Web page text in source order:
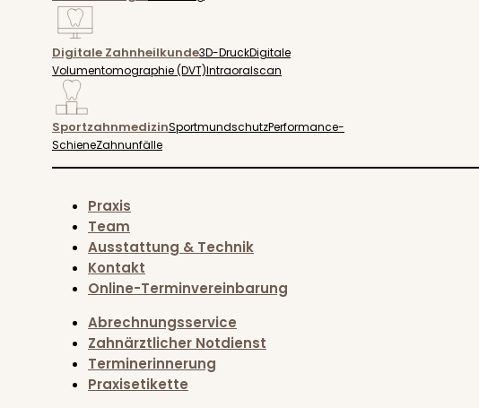
Digitale Zahnheilkunde3D-DruckDigitale
Volumentomographie (DVT)Intraoralscan
SportzahnmedizinSportmundschutzPerformance-
SchieneZahnunfälle
Praxis
Team
Ausstattung & Technik
Kontakt
Online-Terminvereinbarung
Abrechnungsservice
Zahnärztlicher Notdienst
Terminerinnerung
Praxisetikette